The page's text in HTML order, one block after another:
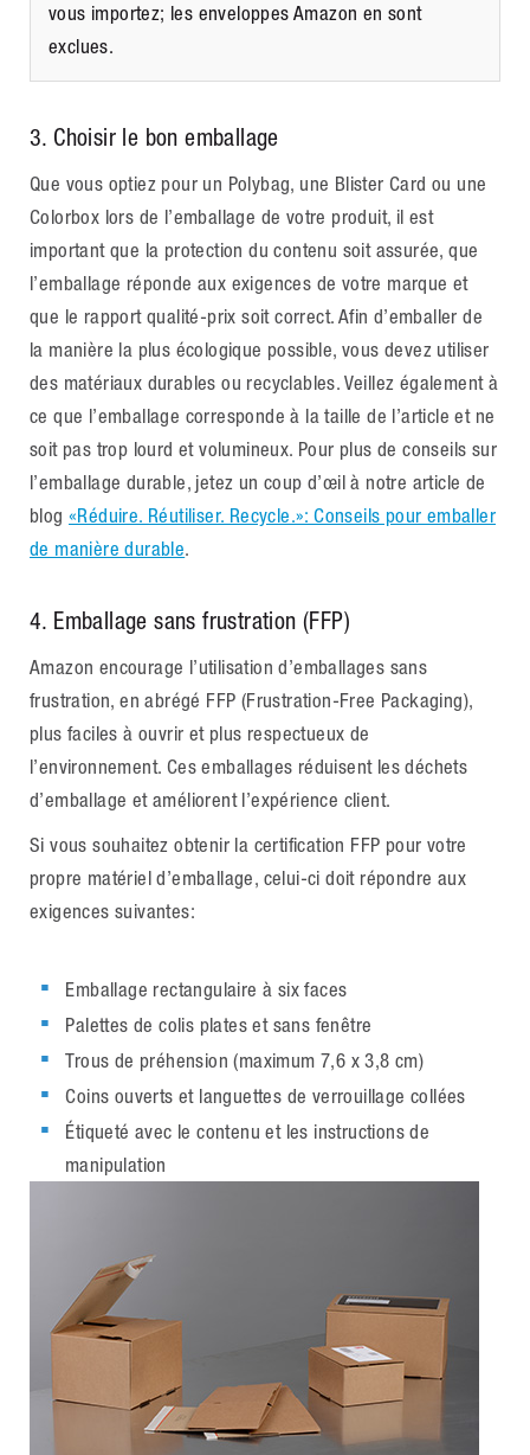
vous importez; les enveloppes Amazon en sont
exclues.
3. Choisir le bon emballage
Que vous optiez pour un Polybag, une Blister Card ou une
Colorbox lors de l’emballage de votre produit, il est
important que la protection du contenu soit assurée, que
l’emballage réponde aux exigences de votre marque et
que le rapport qualité-prix soit correct. Afin d’emballer de
la manière la plus écologique possible, vous devez utiliser
des matériaux durables ou recyclables. Veillez également à
ce que l’emballage corresponde à la taille de l’article et ne
soit pas trop lourd et volumineux. Pour plus de conseils sur
l’emballage durable, jetez un coup d’œil à notre article de
blog «Réduire. Réutiliser. Recycle.»: Conseils pour emballer
de manière durable.
4. Emballage sans frustration (FFP)
Amazon encourage l’utilisation d’emballages sans
frustration, en abrégé FFP (Frustration-Free Packaging),
plus faciles à ouvrir et plus respectueux de
l’environnement. Ces emballages réduisent les déchets
d’emballage et améliorent l’expérience client.
Si vous souhaitez obtenir la certification FFP pour votre
propre matériel d’emballage, celui-ci doit répondre aux
exigences suivantes:
Emballage rectangulaire à six faces
Palettes de colis plates et sans fenêtre
Trous de préhension (maximum 7,6 x 3,8 cm)
Coins ouverts et languettes de verrouillage collées
Étiqueté avec le contenu et les instructions de
manipulation